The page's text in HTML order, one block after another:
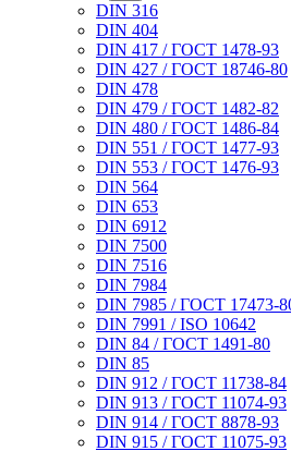
DIN 316
DIN 404
DIN 417 / ГОСТ 1478-93
DIN 427 / ГОСТ 18746-80
DIN 478
DIN 479 / ГОСТ 1482-82
DIN 480 / ГОСТ 1486-84
DIN 551 / ГОСТ 1477-93
DIN 553 / ГОСТ 1476-93
DIN 564
DIN 653
DIN 6912
DIN 7500
DIN 7516
DIN 7984
DIN 7985 / ГОСТ 17473-
DIN 7991 / ISO 10642
DIN 84 / ГОСТ 1491-80
DIN 85
DIN 912 / ГОСТ 11738-84
DIN 913 / ГОСТ 11074-93
DIN 914 / ГОСТ 8878-93
DIN 915 / ГОСТ 11075-93